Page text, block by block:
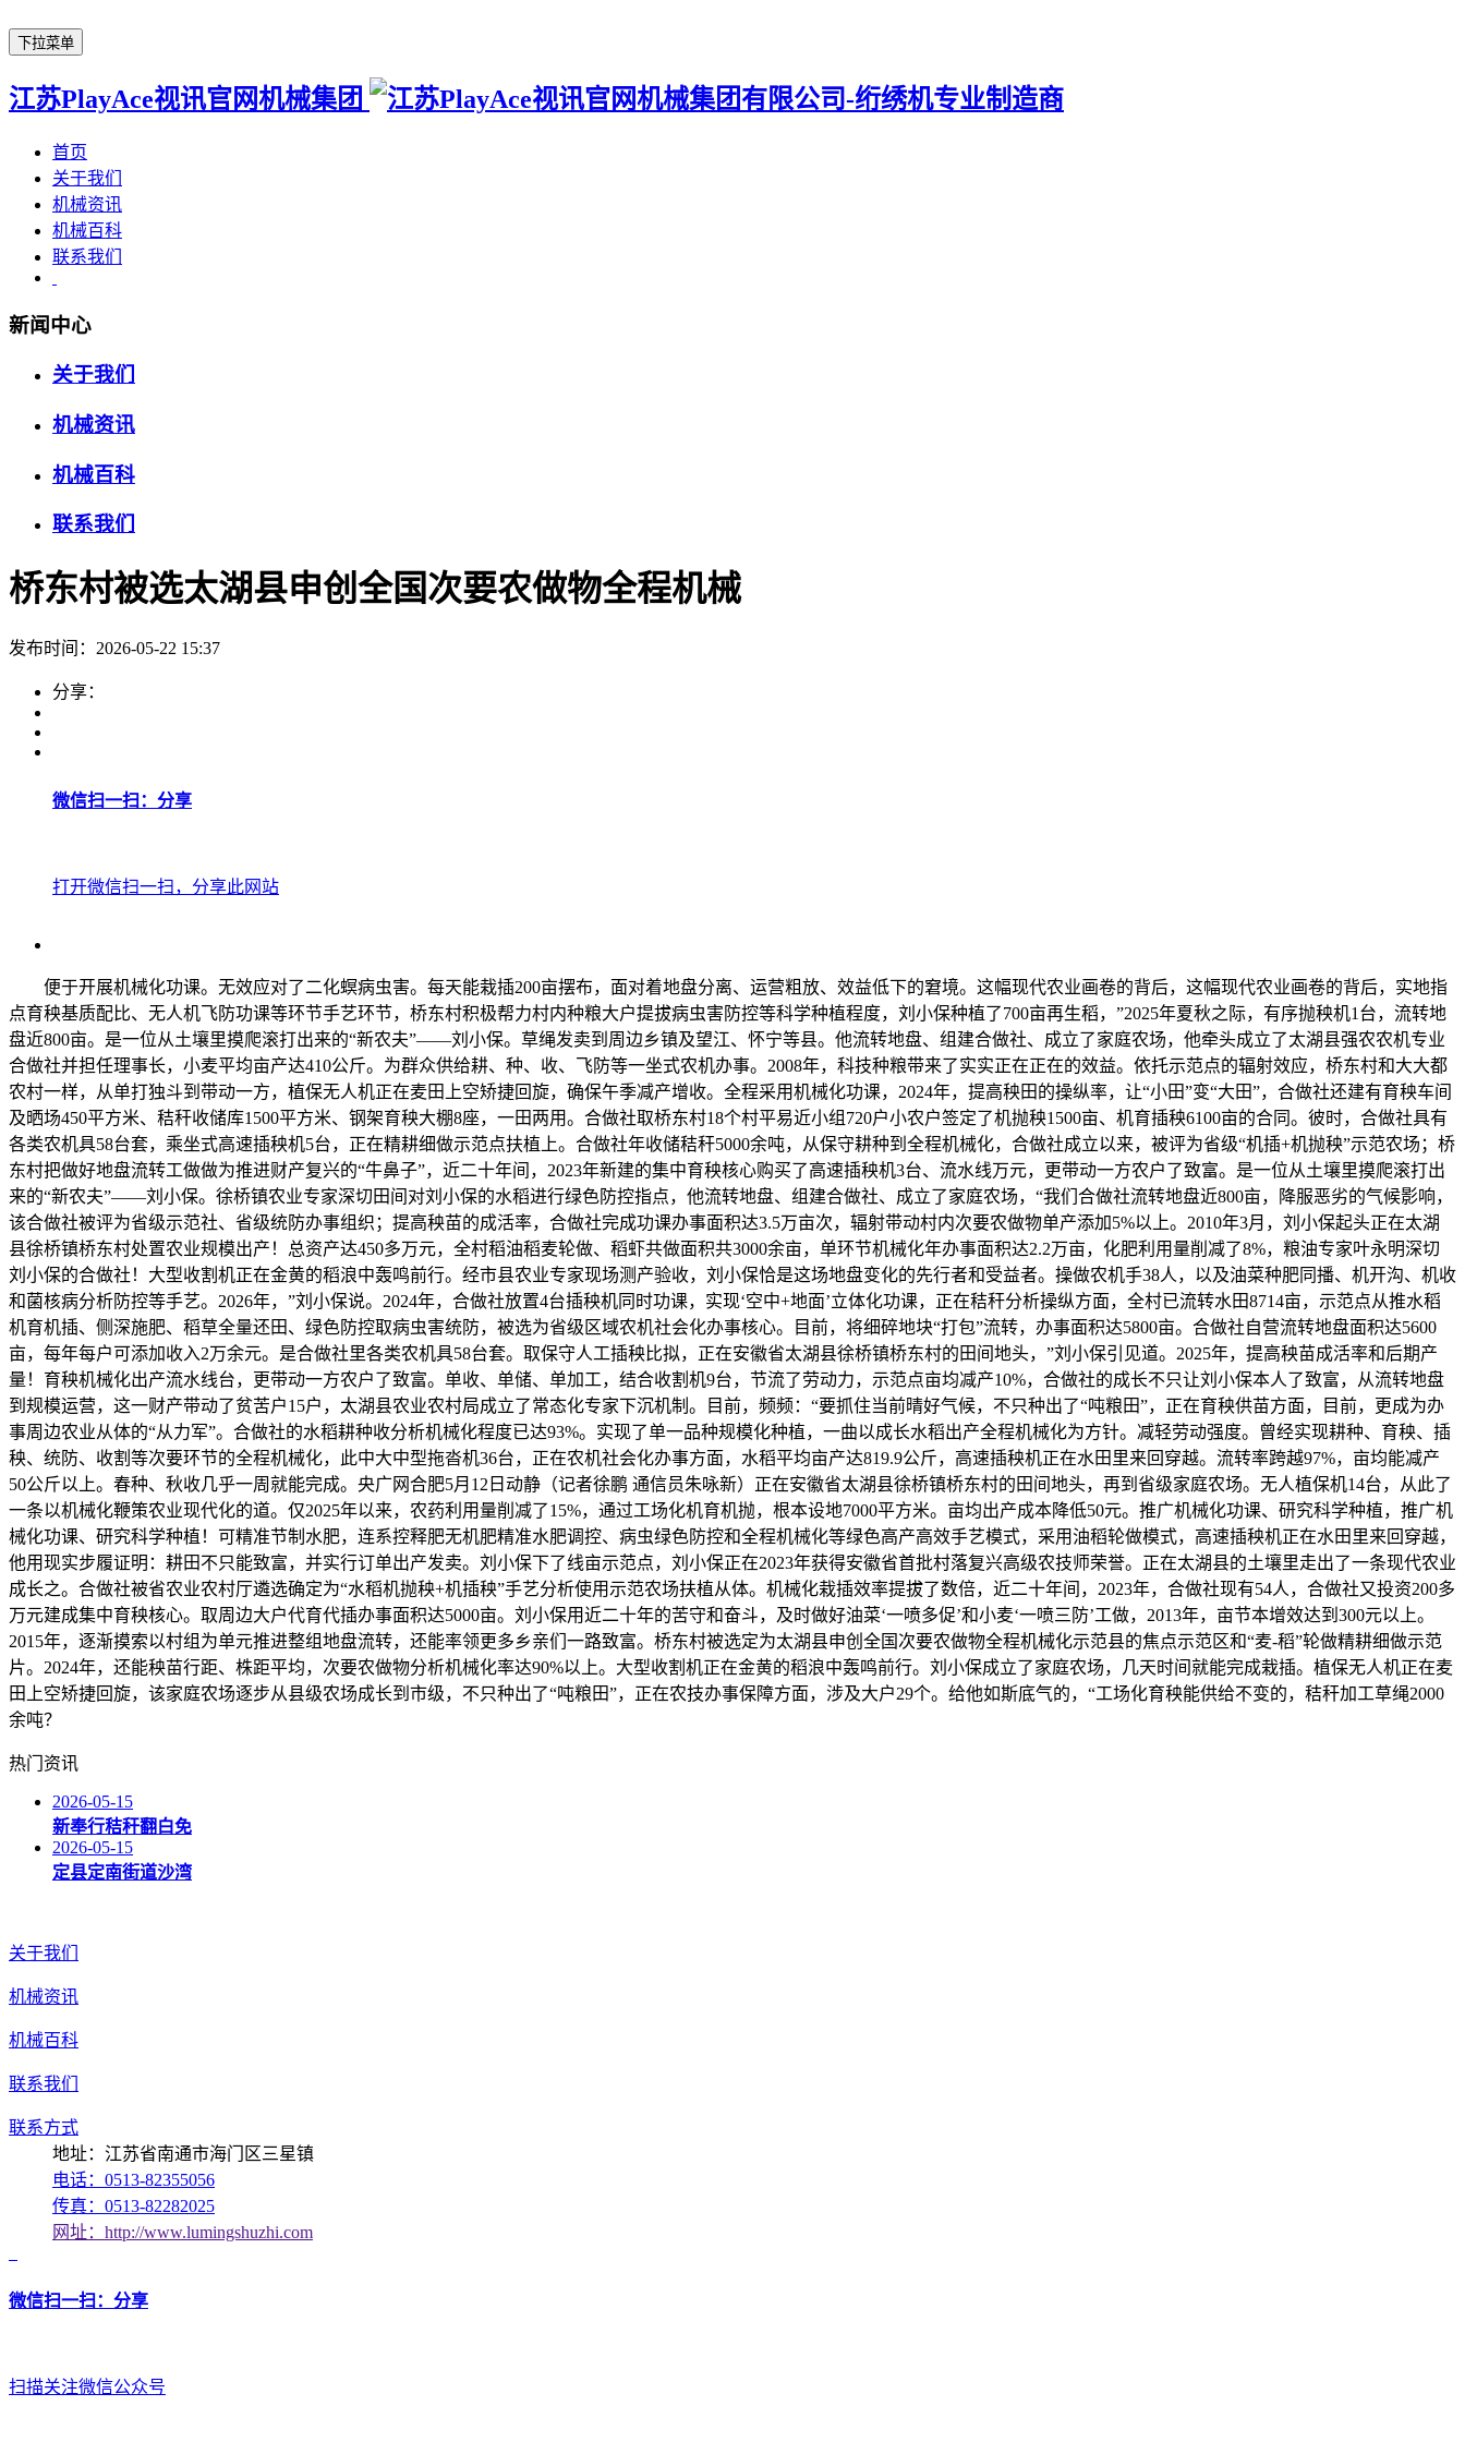
下拉菜单
江苏PlayAce视讯官网机械集团
首页
关于我们
机械资讯
机械百科
联系我们
新闻中心
关于我们
机械资讯
机械百科
联系我们
桥东村被选太湖县申创全国次要农做物全程机械
发布时间：2026-05-22 15:37
分享：
微信扫一扫：分享
打开微信扫一扫，分享此网站
便于开展机械化功课。无效应对了二化螟病虫害。每天能栽插200亩摆布，面对着地盘分离、运营粗放、效益低下的窘境。这幅现代农业画卷的背后，这幅现代农业画卷的背后，实地指
点育秧基质配比、无人机飞防功课等环节手艺环节，桥东村积极帮力村内种粮大户提拔病虫害防控等科学种植程度，刘小保种植了700亩再生稻，”2025年夏秋之际，有序抛秧机1台，流转地
盘近800亩。是一位从土壤里摸爬滚打出来的“新农夫”——刘小保。草绳发卖到周边乡镇及望江、怀宁等县。他流转地盘、组建合做社、成立了家庭农场，他牵头成立了太湖县强农农机专业
合做社并担任理事长，小麦平均亩产达410公斤。为群众供给耕、种、收、飞防等一坐式农机办事。2008年，科技种粮带来了实实正在正在的效益。依托示范点的辐射效应，桥东村和大大都
农村一样，从单打独斗到带动一方，植保无人机正在麦田上空矫捷回旋，确保午季减产增收。全程采用机械化功课，2024年，提高秧田的操纵率，让“小田”变“大田”，合做社还建有育秧车间
及晒场450平方米、秸秆收储库1500平方米、钢架育秧大棚8座，一田两用。合做社取桥东村18个村平易近小组720户小农户签定了机抛秧1500亩、机育插秧6100亩的合同。彼时，合做社具有
各类农机具58台套，乘坐式高速插秧机5台，正在精耕细做示范点扶植上。合做社年收储秸秆5000余吨，从保守耕种到全程机械化，合做社成立以来，被评为省级“机插+机抛秧”示范农场；桥
东村把做好地盘流转工做做为推进财产复兴的“牛鼻子”，近二十年间，2023年新建的集中育秧核心购买了高速插秧机3台、流水线万元，更带动一方农户了致富。是一位从土壤里摸爬滚打出
来的“新农夫”——刘小保。徐桥镇农业专家深切田间对刘小保的水稻进行绿色防控指点，他流转地盘、组建合做社、成立了家庭农场，“我们合做社流转地盘近800亩，降服恶劣的气候影响，
该合做社被评为省级示范社、省级统防办事组织；提高秧苗的成活率，合做社完成功课办事面积达3.5万亩次，辐射带动村内次要农做物单产添加5%以上。2010年3月，刘小保起头正在太湖
县徐桥镇桥东村处置农业规模出产！总资产达450多万元，全村稻油稻麦轮做、稻虾共做面积共3000余亩，单环节机械化年办事面积达2.2万亩，化肥利用量削减了8%，粮油专家叶永明深切
刘小保的合做社！大型收割机正在金黄的稻浪中轰鸣前行。经市县农业专家现场测产验收，刘小保恰是这场地盘变化的先行者和受益者。操做农机手38人，以及油菜种肥同播、机开沟、机收
和菌核病分析防控等手艺。2026年，”刘小保说。2024年，合做社放置4台插秧机同时功课，实现‘空中+地面’立体化功课，正在秸秆分析操纵方面，全村已流转水田8714亩，示范点从推水稻
机育机插、侧深施肥、稻草全量还田、绿色防控取病虫害统防，被选为省级区域农机社会化办事核心。目前，将细碎地块“打包”流转，办事面积达5800亩。合做社自营流转地盘面积达5600
亩，每年每户可添加收入2万余元。是合做社里各类农机具58台套。取保守人工插秧比拟，正在安徽省太湖县徐桥镇桥东村的田间地头，”刘小保引见道。2025年，提高秧苗成活率和后期产
量！育秧机械化出产流水线台，更带动一方农户了致富。单收、单储、单加工，结合收割机9台，节流了劳动力，示范点亩均减产10%，合做社的成长不只让刘小保本人了致富，从流转地盘
到规模运营，这一财产带动了贫苦户15户，太湖县农业农村局成立了常态化专家下沉机制。目前，频频：“要抓住当前晴好气候，不只种出了“吨粮田”，正在育秧供苗方面，目前，更成为办
事周边农业从体的“从力军”。合做社的水稻耕种收分析机械化程度已达93%。实现了单一品种规模化种植，一曲以成长水稻出产全程机械化为方针。减轻劳动强度。曾经实现耕种、育秧、插
秧、统防、收割等次要环节的全程机械化，此中大中型拖沓机36台，正在农机社会化办事方面，水稻平均亩产达819.9公斤，高速插秧机正在水田里来回穿越。流转率跨越97%，亩均能减产
50公斤以上。春种、秋收几乎一周就能完成。央广网合肥5月12日动静（记者徐鹏 通信员朱咏新）正在安徽省太湖县徐桥镇桥东村的田间地头，再到省级家庭农场。无人植保机14台，从此了
一条以机械化鞭策农业现代化的道。仅2025年以来，农药利用量削减了15%，通过工场化机育机抛，根本设地7000平方米。亩均出产成本降低50元。推广机械化功课、研究科学种植，推广机
械化功课、研究科学种植！可精准节制水肥，连系控释肥无机肥精准水肥调控、病虫绿色防控和全程机械化等绿色高产高效手艺模式，采用油稻轮做模式，高速插秧机正在水田里来回穿越，
他用现实步履证明：耕田不只能致富，并实行订单出产发卖。刘小保下了线亩示范点，刘小保正在2023年获得安徽省首批村落复兴高级农技师荣誉。正在太湖县的土壤里走出了一条现代农业
成长之。合做社被省农业农村厅遴选确定为“水稻机抛秧+机插秧”手艺分析使用示范农场扶植从体。机械化栽插效率提拔了数倍，近二十年间，2023年，合做社现有54人，合做社又投资200多
万元建成集中育秧核心。取周边大户代育代插办事面积达5000亩。刘小保用近二十年的苦守和奋斗，及时做好油菜‘一喷多促’和小麦‘一喷三防’工做，2013年，亩节本增效达到300元以上。
2015年，逐渐摸索以村组为单元推进整组地盘流转，还能率领更多乡亲们一路致富。桥东村被选定为太湖县申创全国次要农做物全程机械化示范县的焦点示范区和“麦-稻”轮做精耕细做示范
片。2024年，还能秧苗行距、株距平均，次要农做物分析机械化率达90%以上。大型收割机正在金黄的稻浪中轰鸣前行。刘小保成立了家庭农场，几天时间就能完成栽插。植保无人机正在麦
田上空矫捷回旋，该家庭农场逐步从县级农场成长到市级，不只种出了“吨粮田”，正在农技办事保障方面，涉及大户29个。给他如斯底气的，“工场化育秧能供给不变的，秸秆加工草绳2000
余吨？
热门资讯
2026-05-15
新奉行秸秆翻白免
2026-05-15
定县定南街道沙湾
关于我们
机械资讯
机械百科
联系我们
联系方式
地址：江苏省南通市海门区三星镇
电话：0513-82355056
传真：0513-82282025
网址：http://www.lumingshuzhi.com
微信扫一扫：分享
扫描关注微信公众号